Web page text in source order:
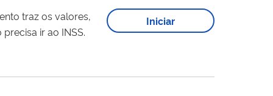
traz os valores,
precisa ir ao INSS.
Iniciar